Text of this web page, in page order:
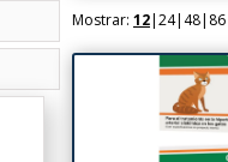
Mostrar: 12|24| 48| 86